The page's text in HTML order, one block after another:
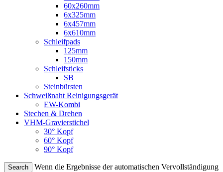
60x260mm
6x325mm
6x457mm
6x610mm
Schleifpads
125mm
150mm
Schleifsticks
SB
Steinbürsten
Schweißnaht Reinigungsgerät
EW-Kombi
Stechen & Drehen
VHM-Gravierstichel
30° Kopf
60° Kopf
90° Kopf
Search
Wenn die Ergebnisse der automatischen Vervollständigung